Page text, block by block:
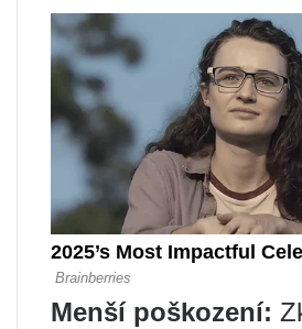
Menší poškození: